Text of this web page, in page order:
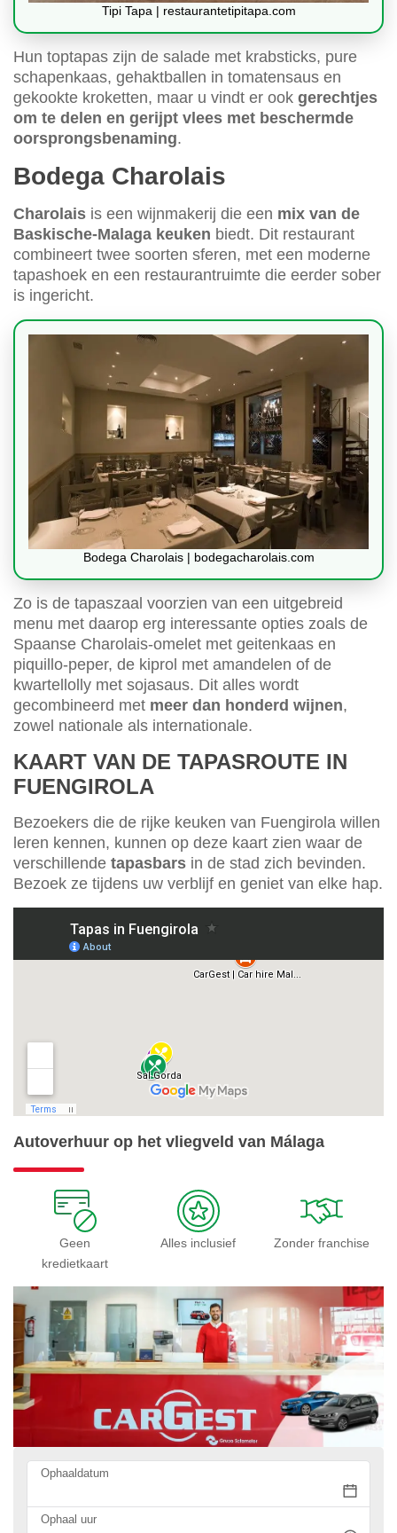
Tipi Tapa | restaurantetipitapa.com
Hun toptapas zijn de salade met krabsticks, pure
schapenkaas, gehaktballen in tomatensaus en
gekookte kroketten, maar u vindt er ook gerechtjes
om te delen en gerijpt vlees met beschermde
oorsprongsbenaming.
Bodega Charolais
Charolais is een wijnmakerij die een mix van de
Baskische-Malaga keuken biedt. Dit restaurant
combineert twee soorten sferen, met een moderne
tapashoek en een restaurantruimte die eerder sober
is ingericht.
Bodega Charolais | bodegacharolais.com
Zo is de tapaszaal voorzien van een uitgebreid
menu met daarop erg interessante opties zoals de
Spaanse Charolais-omelet met geitenkaas en
piquillo-peper, de kiprol met amandelen of de
kwartellolly met sojasaus. Dit alles wordt
gecombineerd met meer dan honderd wijnen,
zowel nationale als internationale.
KAART VAN DE TAPASROUTE IN
FUENGIROLA
Bezoekers die de rijke keuken van Fuengirola willen
leren kennen, kunnen op deze kaart zien waar de
verschillende tapasbars in de stad zich bevinden.
Bezoek ze tijdens uw verblijf en geniet van elke hap.
Autoverhuur op het vliegveld van Málaga
Geen
kredietkaart
Alles inclusief Zonder franchise
Ophaaldatum
Ophaal uur